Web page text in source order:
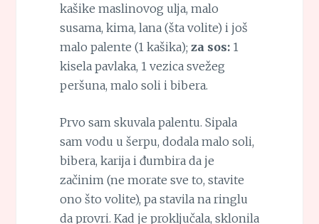
kašike maslinovog ulja, malo
susama, kima, lana (šta volite) i još
malo palente (1 kašika); za sos:1
kisela pavlaka, 1 vezica svežeg
peršuna, malo soli i bibera.
Prvo sam skuvala palentu. Sipala
sam vodu u šerpu, dodala malo soli,
bibera, karija i đumbira da je
začinim (ne morate sve to, stavite
ono što volite), pa stavila na ringlu
da provri. Kad je proključala, sklonila